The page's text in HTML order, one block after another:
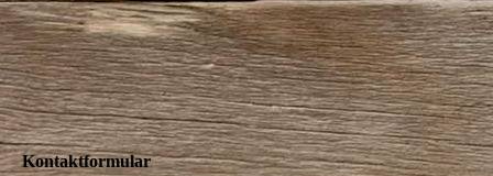
Kontaktformular